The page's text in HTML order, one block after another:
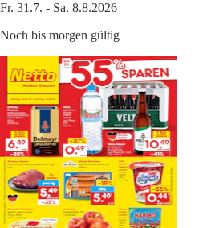
Fr. 31.7. - Sa. 8.8.2026
Noch bis morgen gültig